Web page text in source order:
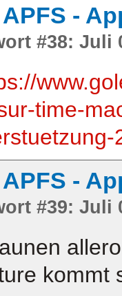
-
#38: Juli
time-
-
#39: Juli
kommt